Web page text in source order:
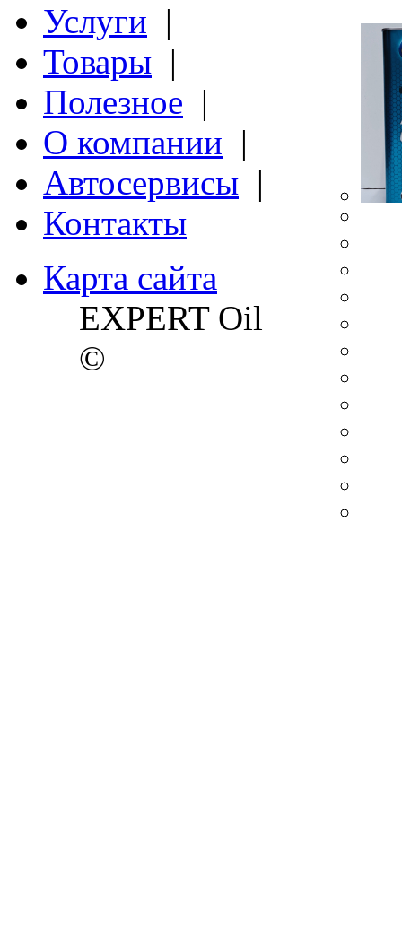
Услуги |
Товары |
Полезное |
О компании |
Автосервисы |
Контакты
Карта сайта
EXPERT Oil
©